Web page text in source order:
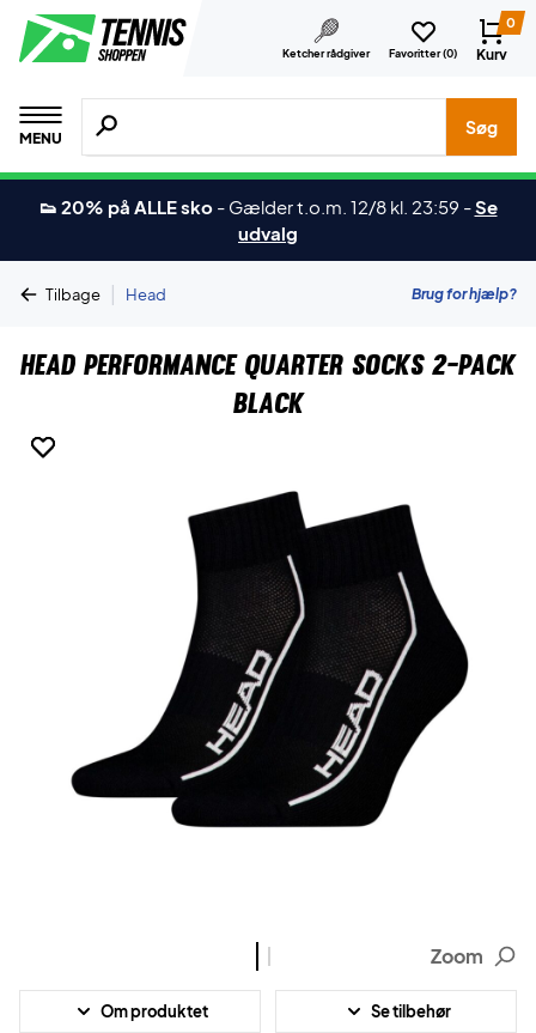
Ketcher rådgiver Favoritter (0)
0
Kurv
MENU
Søg efter produkter, mærker etc.
Søg
👟 20% på ALLE sko - Gælder t.o.m. 12/8 kl. 23:59 -Se
udvalg
Tilbage | Head Brug for hjælp?
Head Performance Quarter Socks 2-Pack
Black
Zoom
Om produktet Se tilbehør